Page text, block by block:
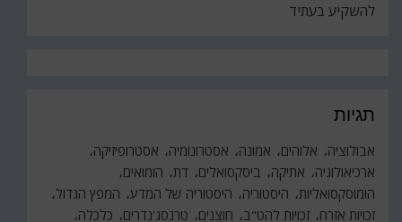
להשקיע בעתיד
תגיות
אבולוציה אלוהים אמונה אסטרונומיה
אסטרופיזיקה
ארכיאולוגיה
אתיקה ביסקסואלים דת הומואים
הומוסקסואליות היסטוריה היסטוריה של המדע המפץ הגדול
זכויות אזרח זכויות להט"ב חוצנים טרנסג'נדרים כלכלה